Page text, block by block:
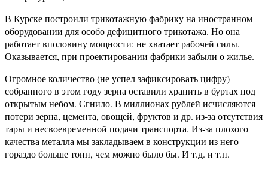
В Курске построили трикотажную фабрику на иностранном
оборудовании для особо дефицитного трикотажа. Но она
работает вполовину мощности: не хватает рабочей силы.
Оказывается, при проектировании фабрики забыли о жилье.
Огромное количество (не успел зафиксировать цифру)
собранного в этом году зерна оставили хранить в буртах под
открытым небом. Сгнило. В миллионах рублей исчисляются
потери зерна, цемента, овощей, фруктов и др. из-за отсутствия
тары и несвоевременной подачи транспорта. Из-за плохого
качества металла мы закладываем в конструкции из него
гораздо больше тонн, чем можно было бы. И т.д. и т.п.